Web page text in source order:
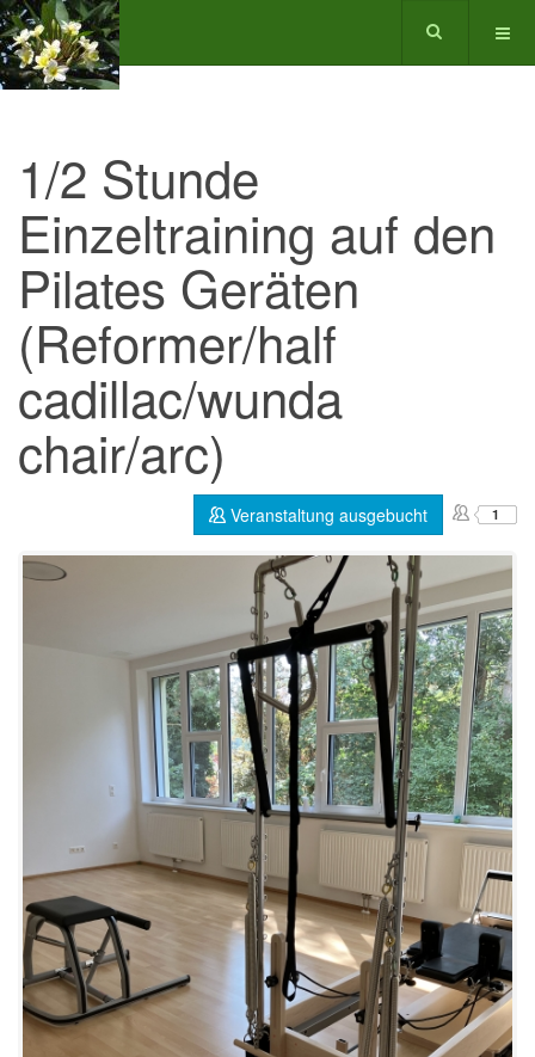
1/2 Stunde
Einzeltraining auf den
Pilates Geräten
(Reformer/half
cadillac/wunda
chair/arc)
Veranstaltung ausgebucht 1